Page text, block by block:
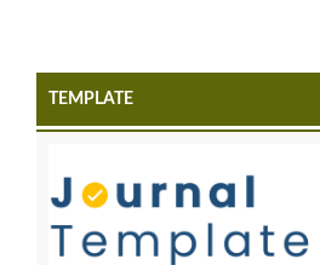
TEMPLATE